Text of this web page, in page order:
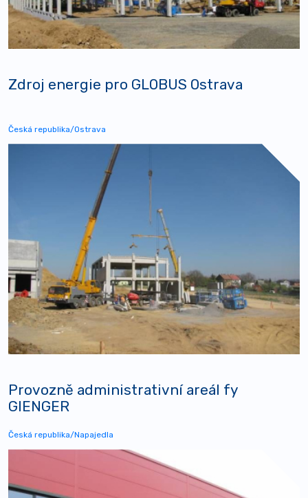
Zdroj energie pro GLOBUS Ostrava
Česká republika/Ostrava
Provozně administrativní areál fy
GIENGER
Česká republika/Napajedla